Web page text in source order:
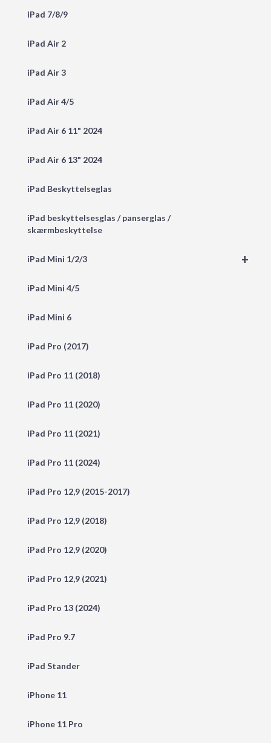
iPad 7/8/9
iPad Air 2
iPad Air 3
iPad Air 4/5
iPad Air 6 11" 2024
iPad Air 6 13" 2024
iPad Beskyttelseglas
iPad beskyttelsesglas / panserglas /
skærmbeskyttelse
+
iPad Mini 1/2/3
iPad Mini 4/5
iPad Mini 6
iPad Pro (2017)
iPad Pro 11 (2018)
iPad Pro 11 (2020)
iPad Pro 11 (2021)
iPad Pro 11 (2024)
iPad Pro 12,9 (2015-2017)
iPad Pro 12,9 (2018)
iPad Pro 12,9 (2020)
iPad Pro 12,9 (2021)
iPad Pro 13 (2024)
iPad Pro 9.7
iPad Stander
iPhone 11
iPhone 11 Pro